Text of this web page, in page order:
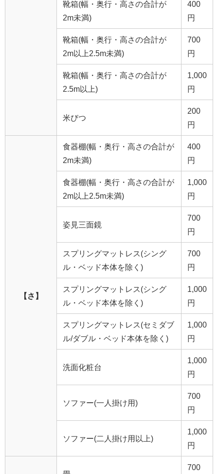
靴箱(幅・奥行・高さの合計が
2m未満)
400
円
靴箱(幅・奥行・高さの合計が
2m以上2.5m未満)
700
円
靴箱(幅・奥行・高さの合計が
2.5m以上)
1,000
円
米びつ
200
円
【さ】
食器棚(幅・奥行・高さの合計が
2m未満)
400
円
食器棚(幅・奥行・高さの合計が
2m以上2.5m未満)
1,000
円
姿見三面鏡
700
円
スプリングマットレス(シング
ル・ベッド本体を除く)
700
円
スプリングマットレス(シング
ル・ベッド本体を除く)
1,000
円
スプリングマットレス(セミダブ
ル/ダブル・ベッド本体を除く)
1,000
円
洗面化粧台
1,000
円
ソファー(一人掛け用)
700
円
ソファー(二人掛け用以上)
1,000
円
700